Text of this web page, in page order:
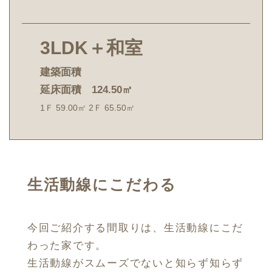
3LDK＋和室
建築面積
延床面積 124.50㎡
1Ｆ 59.00㎡ 2Ｆ 65.50㎡
生活動線にこだわる
今回ご紹介する間取りは、生活動線にこだ
わった家です。
生活動線がスムーズでないと知らず知らず